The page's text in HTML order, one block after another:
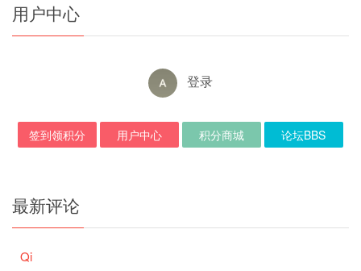
用户中心
登录
签到领积分 用户中心 积分商城 论坛BBS
最新评论
Qi